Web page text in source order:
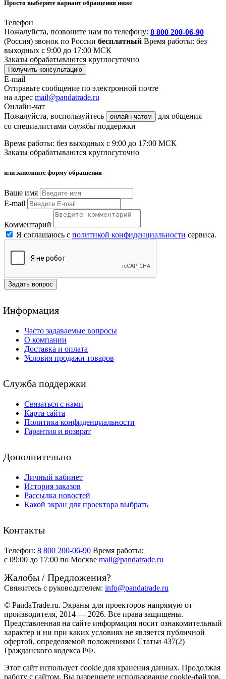
Просто выберите вариант обращения ниже
Телефон
Пожалуйста, позвоните нам по телефону: 8 800 200-06-90
(Россия) звонок по России бесплатный Время работы: без
выходных с 9:00 до 17:00 МСК
Заказы обрабатываются круглосуточно
Получить консультацию
E-mail
Отправьте сообщение по электронной почте
на адрес mail@pandatrade.ru
Онлайн-чат
Пожалуйста, воспользуйтесь
онлайн чатом
для общения
со специалистами службы поддержки
Время работы: без выходных с 9:00 до 17:00 МСК
Заказы обрабатываются круглосуточно
или заполните форму обращения
Ваше имя
E-mail
Комментарий
Я соглашаюсь с политикой конфиденциальности сервиса.
Задать вопрос
Информация
Часто задаваемые вопросы
О компании
Доставка и оплата
Условия продажи товаров
Служба поддержки
Связаться с нами
Карта сайта
Политика конфиденциальности
Гарантия и возврат
Дополнительно
Личный кабинет
История заказов
Рассылка новостей
Какой экран для проектора выбрать
Контакты
Телефон: 8 800 200-06-90 Время работы:
c 09:00 до 17:00 по Москве mail@pandatrade.ru
Жалобы / Предложения?
Свяжитесь с руководителем: info@pandatrade.ru
© PandaTrade.ru. Экраны для проекторов напрямую от
производителя, 2014 — 2026. Все права защищены.
Представленная на сайте информация носит ознакомительный
характер и ни при каких условиях не является публичной
офертой, определяемой положениями Статьи 437(2)
Гражданского кодекса РФ.
Этот сайт использует cookie для хранения данных. Продолжая
работу с сайтом, Вы разрешаете использование cookie-файлов.